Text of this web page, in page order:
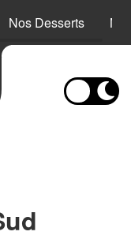
Nos Desserts